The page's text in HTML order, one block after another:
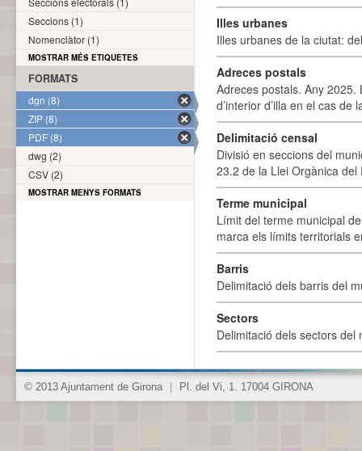
Illes urbanes
Illes urbanes de la ciutat:
Adreces postals
Adreces postals. Any 2025.
d’interior d’illa en el cas
Delimitació censal
Divisió en seccions del
23.2 de la Llei Orgànica
Terme municipal
Límit del terme municipal
marca els límits territorials
Barris
Delimitació dels barris del
Sectors
Delimitació dels sectors del
Seccions (1)
Nomenclàtor (1)
MOSTRAR MÉS ETIQUETES
FORMATS
dgn (8)
ZIP (8)
PDF (8)
dwg (2)
CSV (2)
MOSTRAR MENYS FORMATS
© 2013 Ajuntament de Girona Pl. del Vi, 1. 17004 GIRONA